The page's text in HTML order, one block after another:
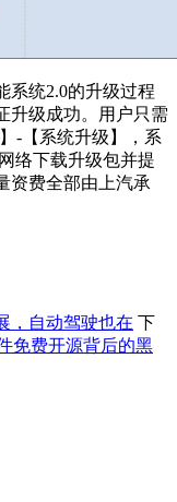
统2.0的升级过程
升级成功。用户只需
-【系统升级】，系
络下载升级包并提
资费全部由上汽承
，自动驾驶也在 下
免费开源背后的黑